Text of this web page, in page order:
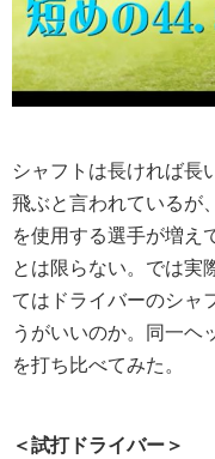
シャフトは長ければ長
飛ぶと言われているが
を使用する選手が増え
とは限らない。では実
てはドライバーのシャ
うがいいのか。同一ヘ
を打ち比べてみた。
＜試打ドライバー＞